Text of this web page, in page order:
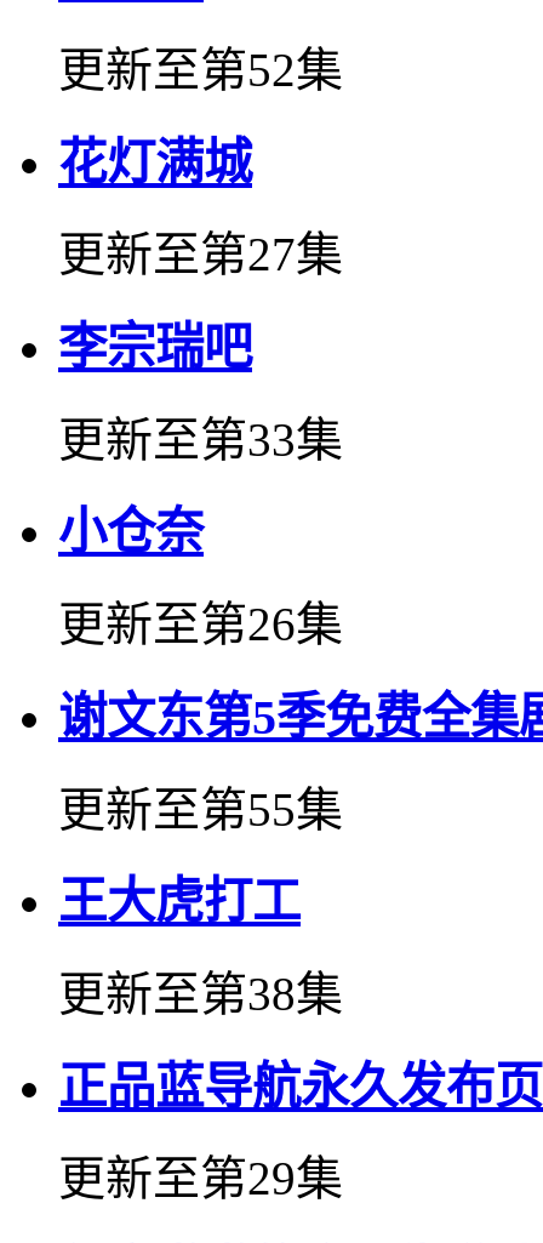
更新至第52集
花灯满城
更新至第27集
李宗瑞吧
更新至第33集
小仓奈
更新至第26集
谢文东第5季免费全集
更新至第55集
王大虎打工
更新至第38集
正品蓝导航永久发布页
更新至第29集